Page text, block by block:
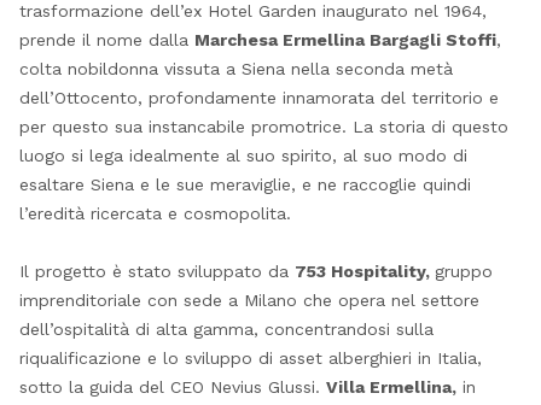
trasformazione dell’ex Hotel Garden inaugurato nel 1964,
prende il nome dalla Marchesa Ermellina Bargagli Stoffi,
colta nobildonna vissuta a Siena nella seconda metà
dell’Ottocento, profondamente innamorata del territorio e
per questo sua instancabile promotrice. La storia di questo
luogo si lega idealmente al suo spirito, al suo modo di
esaltare Siena e le sue meraviglie, e ne raccoglie quindi
l’eredità ricercata e cosmopolita.
Il progetto è stato sviluppato da 753 Hospitality, gruppo
imprenditoriale con sede a Milano che opera nel settore
dell’ospitalità di alta gamma, concentrandosi sulla
riqualificazione e lo sviluppo di asset alberghieri in Italia,
sotto la guida del CEO Nevius Glussi. Villa Ermellina,in